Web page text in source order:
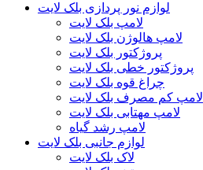
لوازم نور پردازی بلک لایت
لامپ بلک لایت
لامپ هالوژن بلک لایت
پروژکتور بلک لایت
پروژکتور خطی بلک لایت
چراغ قوه بلک لایت
لامپ کم مصرف بلک لایت
لامپ مهتابی بلک لایت
لامپ رشد گیاه
لوازم جانبی بلک لایت
لاک بلک لایت